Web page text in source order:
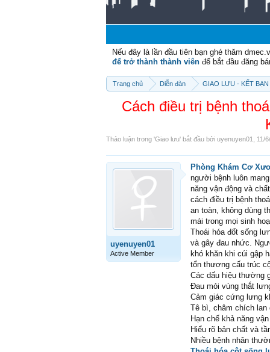
Nếu đây là lần đầu tiên bạn ghé thăm
để trở thành thành viên để bắt đầu đăng
Trang chủ Diễn đàn GIAO LƯU - KẾT
Cách điều trị bệnh
Thảo luận trong 'Giao lưu' bắt đầu bởi uyenuyen01 11/
uyenuyen01
Active Member
Phòng Khám Cơ
người bệnh luôn
năng vận động và
cách điều trị bệnh
an toàn, không dùng
mái trong mọi sinh
Thoái hóa đốt sống
và gây đau nhức.
khó khăn khi cúi gập
tổn thương cấu trúc
Các dấu hiệu thường
Đau mỏi vùng thắt
Cảm giác cứng lưng
Tê bì, châm chích
Hạn chế khả năng
Hiểu rõ bản chất và
Nhiều bệnh nhân